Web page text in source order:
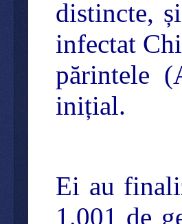
distincte,
infectat
părintele
inițial.
Ei au
1.001 de